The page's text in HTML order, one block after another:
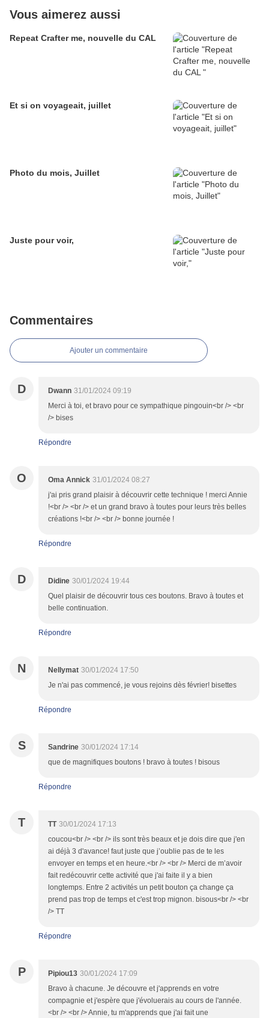
Vous aimerez aussi
Repeat Crafter me, nouvelle du CAL
Et si on voyageait, juillet
Photo du mois, Juillet
Juste pour voir,
Commentaires
Ajouter un commentaire
D Dwann 31/01/2024 09:19
Merci à toi, et bravo pour ce sympathique pingouin<br /> <br
/> bises
Répondre
O Oma Annick 31/01/2024 08:27
j'ai pris grand plaisir à découvrir cette technique ! merci Annie
!<br /> <br /> et un grand bravo à toutes pour leurs très belles
créations !<br /> <br /> bonne journée !
Répondre
D Didine 30/01/2024 19:44
Quel plaisir de découvrir tous ces boutons. Bravo à toutes et
belle continuation.
Répondre
N Nellymat 30/01/2024 17:50
Je n'ai pas commencé, je vous rejoins dès février! bisettes
Répondre
S Sandrine 30/01/2024 17:14
que de magnifiques boutons ! bravo à toutes ! bisous
Répondre
T TT 30/01/2024 17:13
coucou<br /> <br /> ils sont très beaux et je dois dire que j'en
ai déjà 3 d'avance! faut juste que j’oublie pas de te les
envoyer en temps et en heure.<br /> <br /> Merci de m’avoir
fait redécouvrir cette activité que j'ai faite il y a bien
longtemps. Entre 2 activités un petit bouton ça change ça
prend pas trop de temps et c'est trop mignon. bisous<br /> <br
/> TT
Répondre
P Pipiou13 30/01/2024 17:09
Bravo à chacune. Je découvre et j'apprends en votre
compagnie et j'espère que j'évoluerais au cours de l'année.
<br /> <br /> Annie, tu m'apprends que j'ai fait une